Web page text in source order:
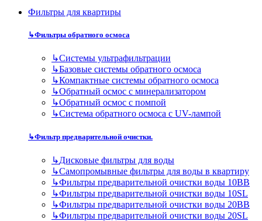
Фильтры для квартиры
↳Фильтры обратного осмоса
↳Cистемы ультрафильтрации
↳Базовые системы обратного осмоса
↳Компактные системы обратного осмоса
↳Обратный осмос с минерализатором
↳Обратный осмос с помпой
↳Система обратного осмоса с UV-лампой
↳Фильтр предварительной очистки.
↳Дисковые фильтры для воды
↳Самопромывные фильтры для воды в квартиру
↳Фильтры предварительной очистки воды 10BB
↳Фильтры предварительной очистки воды 10SL
↳Фильтры предварительной очистки воды 20BB
↳Фильтры предварительной очистки воды 20SL